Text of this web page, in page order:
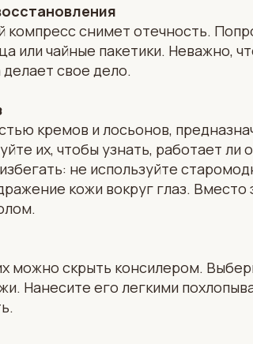
компресс снимет отечность.
или чайные пакетики. Неважно,
свое дело.
кремов и лосьонов,
их, чтобы узнать, работает ли
не используйте
кожи вокруг глаз. Вместо
можно скрыть консилером.
Нанесите его легкими